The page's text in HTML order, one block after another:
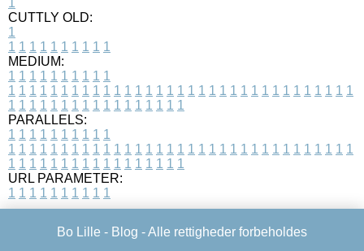
CUTTLY OLD:
1
1 1 1 1 1 1 1 1 1 1
MEDIUM:
1 1 1 1 1 1 1 1 1 1
1 1 1 1 1 1 1 1 1 1 1 1 1 1 1 1 1 1 1 1 1 1 1 1 1 1 1 1 1 1 1 1 1
1 1 1 1 1 1 1 1 1 1 1 1 1 1 1 1 1
PARALLELS:
1 1 1 1 1 1 1 1 1 1
1 1 1 1 1 1 1 1 1 1 1 1 1 1 1 1 1 1 1 1 1 1 1 1 1 1 1 1 1 1 1 1 1
1 1 1 1 1 1 1 1 1 1 1 1 1 1 1 1 1
URL PARAMETER:
1 1 1 1 1 1 1 1 1 1
Bo Lille - Blog - Alle rettigheder forbeholdes